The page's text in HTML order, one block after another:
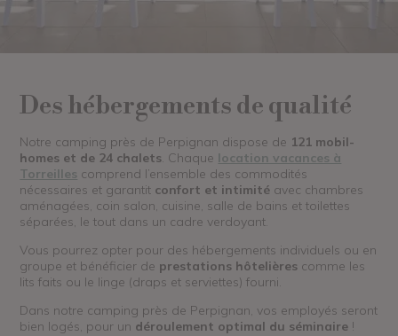
Des hébergements de qualité
Notre camping près de Perpignan dispose de 121 mobil-
homes et de 24 chalets. Chaque location vacances à
Torreilles comprend l’ensemble des commodités
nécessaires et garantit confort et intimité avec chambres
aménagées, coin salon, cuisine, salle de bains et toilettes
séparées, le tout dans un cadre verdoyant.
Vous pourrez opter pour des hébergements individuels ou en
groupe et bénéficier de prestations hôtelières comme les
lits faits ou le linge (draps et serviettes) fourni.
Dans notre camping près de Perpignan, vos employés seront
bien logés, pour un déroulement optimal du séminaire !